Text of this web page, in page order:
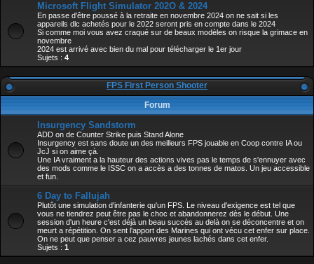
Microsoft Flight Simulator 202O & 2024
En passe d'être poussé à la retraite en novembre 2024 on ne sait si les
appareils dlc achetés pour le 2022 seront pris en compte dans le 2024
Si comme moi vous avez craqué sur de beaux modèles on risque la grimace en
novembre
2024 est arrivé avec bien du mal pour télécharger le 1er jour
Sujets : 4
FPS First Person Shooter
Forum
Insurgency Sandstorm
ADD on de Counter Strike puis Stand Alone
Insurgency est sans doute un des meilleurs FPS jouable en Coop contre IA ou
JcJ si on aime çà.
Une IA vraiment a la hauteur des actions vives pas le temps de s'ennuyer avec
des mods comme le ISSC on a accès a des tonnes de matos. Un jeu accessible
et fun.
6 Day to Fallujah
Plutôt une simulation d'infanterie qu'un FPS. Le niveau d'exigence est tel que
vous ne tiendrez peut être pas le choc et abandonnerez dès le début. Une
session d'un heure c'est déjà un beau succès au delà on se déconcentre et on
meurt a répétition. On sent l'apport des Marines qui ont vécu cet enfer sur place.
On ne peut que penser a cez pauvres jeunes lachés dans cet enfer.
Sujets : 1